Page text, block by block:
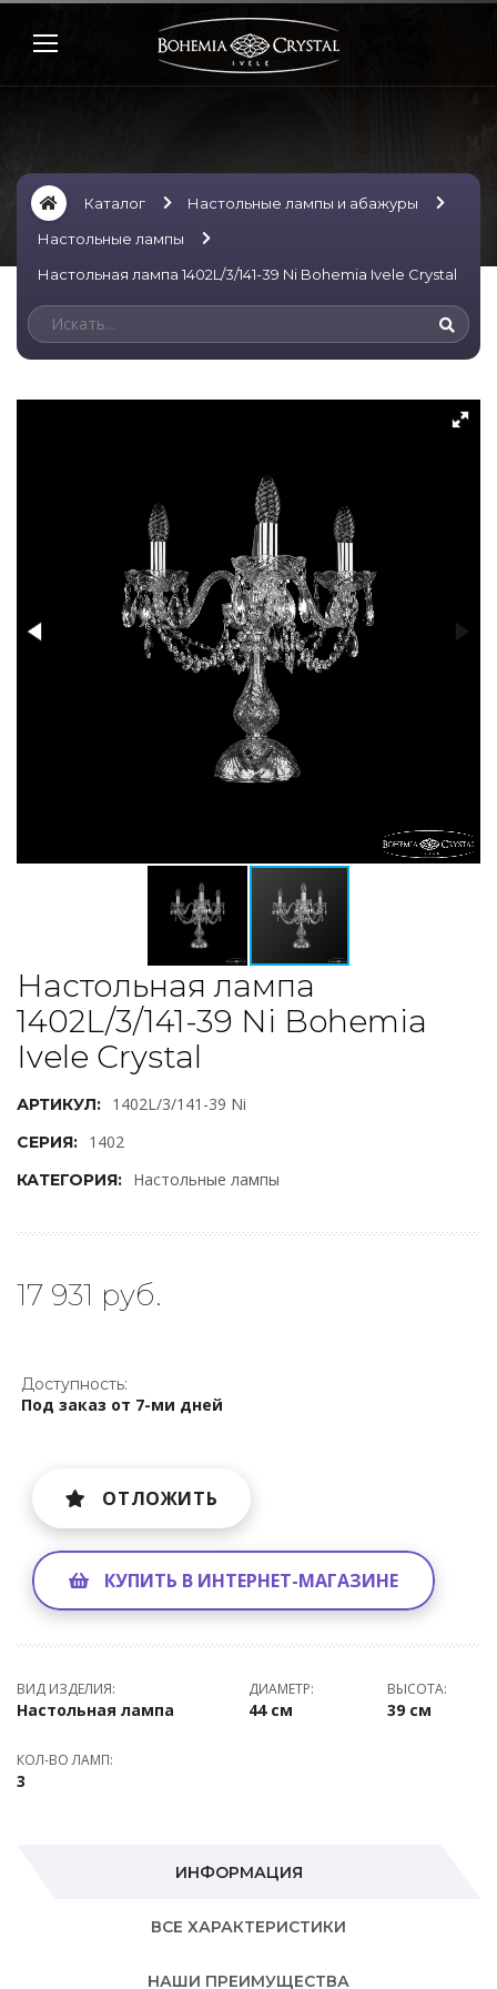
Каталог
Настольные лампы и абажуры
Настольные лампы
Настольная лампа 1402L/3/141-39 Ni Bohemia Ivele Crystal
Настольная лампа
1402L/3/141-39 Ni Bohemia
Ivele Crystal
АРТИКУЛ: 1402L/3/141-39 Ni
СЕРИЯ: 1402
КАТЕГОРИЯ: Настольные лампы
17 931 руб.
Доступность:
Под заказ от 7-ми дней
ОТЛОЖИТЬ
КУПИТЬ В ИНТЕРНЕТ-МАГАЗИНЕ
ВИД ИЗДЕЛИЯ:
Настольная лампа
ДИАМЕТР:
44 см
ВЫСОТА:
39 см
КОЛ-ВО ЛАМП:
3
ИНФОРМАЦИЯ
ВСЕ ХАРАКТЕРИСТИКИ
НАШИ ПРЕИМУЩЕСТВА